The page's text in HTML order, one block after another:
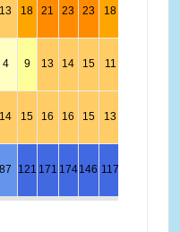
13 18 21 23 23 18
4 9 13 14 15 11
14 15 16 16 15 13
87 121 171 174146 117